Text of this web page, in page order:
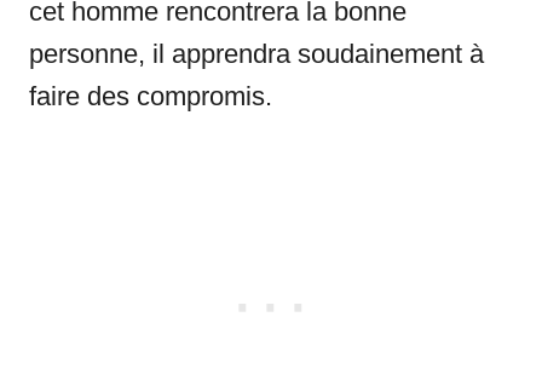
cet homme rencontrera la bonne
personne, il apprendra soudainement à
faire des compromis.